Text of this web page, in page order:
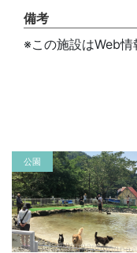
備考
※この施設はWeb
公園